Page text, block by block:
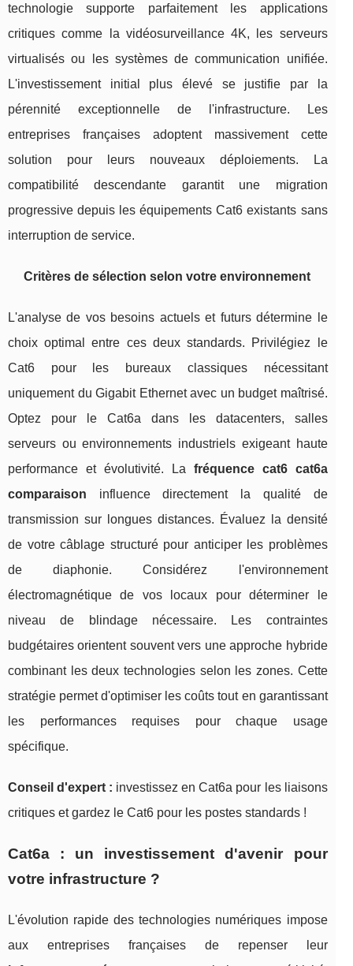
technologie supporte parfaitement les applications
critiques comme la vidéosurveillance 4K, les serveurs
virtualisés ou les systèmes de communication unifiée.
L'investissement initial plus élevé se justifie par la
pérennité exceptionnelle de l'infrastructure. Les
entreprises françaises adoptent massivement cette
solution pour leurs nouveaux déploiements. La
compatibilité descendante garantit une migration
progressive depuis les équipements Cat6 existants sans
interruption de service.
Critères de sélection selon votre environnement
L'analyse de vos besoins actuels et futurs détermine le
choix optimal entre ces deux standards. Privilégiez le
Cat6 pour les bureaux classiques nécessitant
uniquement du Gigabit Ethernet avec un budget maîtrisé.
Optez pour le Cat6a dans les datacenters, salles
serveurs ou environnements industriels exigeant haute
performance et évolutivité. La fréquence cat6 cat6a
comparaison influence directement la qualité de
transmission sur longues distances. Évaluez la densité
de votre câblage structuré pour anticiper les problèmes
de diaphonie. Considérez l'environnement
électromagnétique de vos locaux pour déterminer le
niveau de blindage nécessaire. Les contraintes
budgétaires orientent souvent vers une approche hybride
combinant les deux technologies selon les zones. Cette
stratégie permet d'optimiser les coûts tout en garantissant
les performances requises pour chaque usage
spécifique.
Conseil d'expert : investissez en Cat6a pour les liaisons
critiques et gardez le Cat6 pour les postes standards !
Cat6a : un investissement d'avenir pour
votre infrastructure ?
L'évolution rapide des technologies numériques impose
aux entreprises françaises de repenser leur